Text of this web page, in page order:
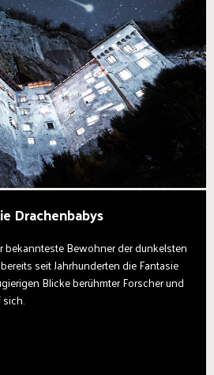
Drachenbabys
bekannteste Bewohner der dunkelsten
seit Jahrhunderten die Fantasie
Blicke berühmter Forscher und